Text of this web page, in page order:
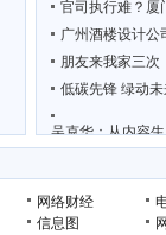
官司执行难？厦
广州酒楼设计公
朋友来我家三次
低碳先锋 绿动
吴克华：从内容
网络财经
信息图